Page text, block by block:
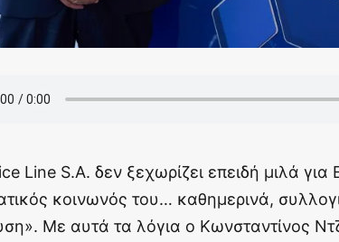
Line S.A. δεν ξεχωρίζει επειδή μιλά για
κοινωνός του… καθημερινά,
Με αυτά τα λόγια ο Κωνσταντίνος